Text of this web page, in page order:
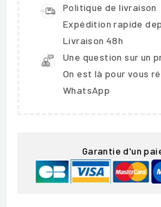
Politique de livraison
Expédition rapide
Livraison 48h
Une question sur un
On est là pour vous
WhatsApp
Garantie d'un